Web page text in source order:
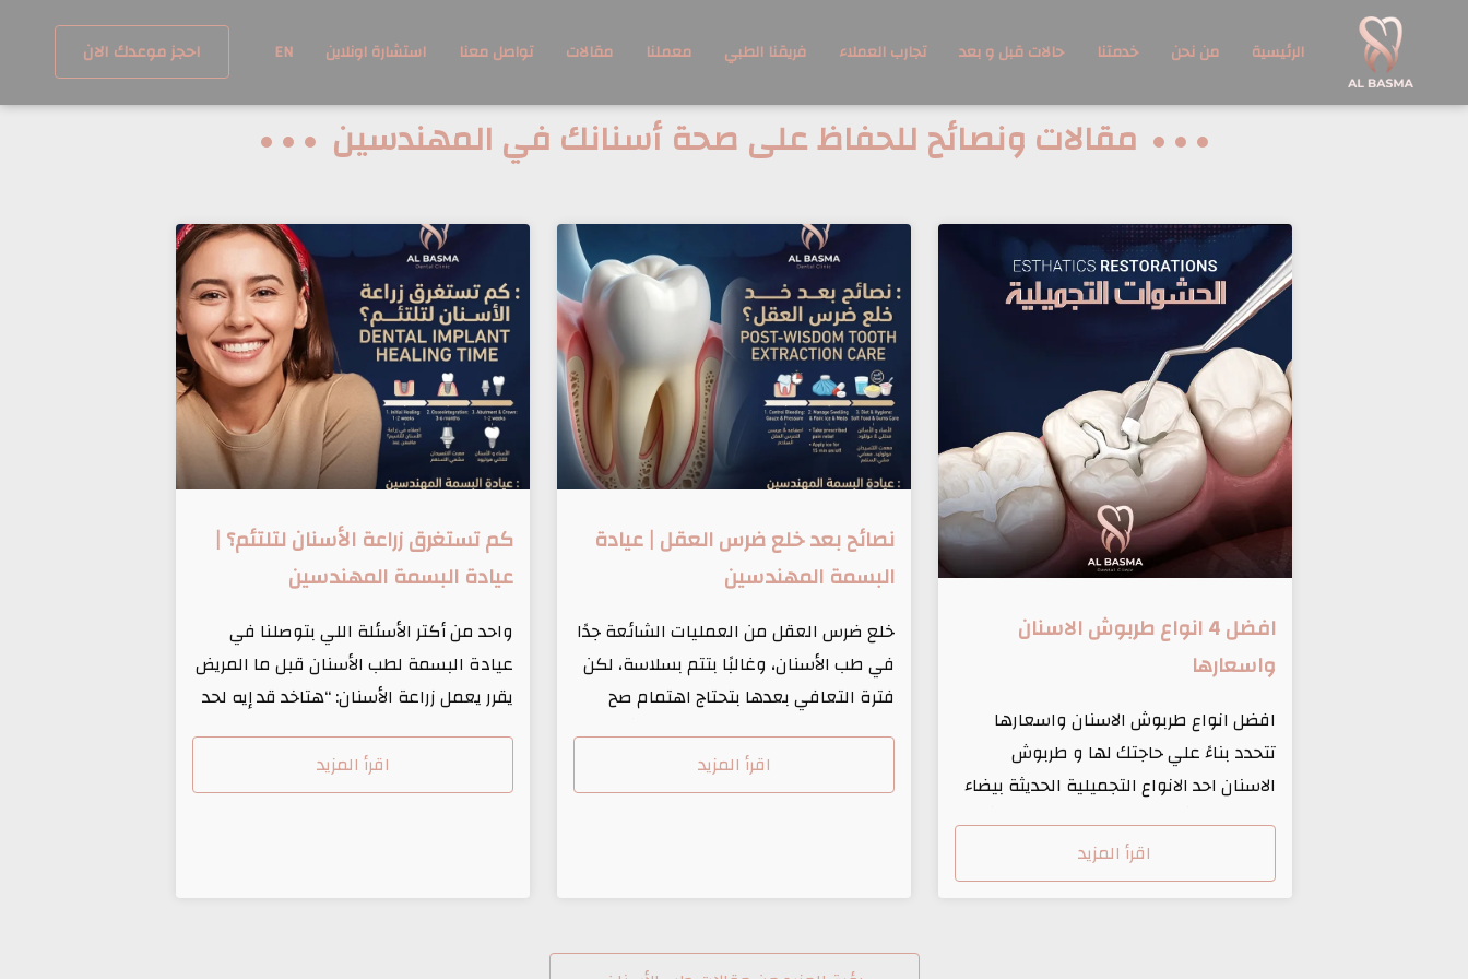
الرئيسية من نحن خدمتنا حالات قبل و بعد تجارب العملاء فريقنا الطبي معملنا مقالات تواصل معنا استشارة اونلاين EN احجز موعدك الان
مقالات ونصائح للحفاظ على صحة أسنانك في المهندسين
افضل 4 انواع طربوش الاسنان
واسعارها
افضل انواع طربوش الاسنان واسعارها
تتحدد بناءً علي حاجتك لها و طربوش
الاسنان احد الانواع التجميلية الحديثة بيضاء
تشبه لون الأسنان الطبيعية لتعويض الأداء
الوظيفي وتعيد المظهر الجمالي للاسنان
المصابة بالتسوس أو الكسر وغيرها. افضل
اقرأ المزيد
نصائح بعد خلع ضرس العقل | عيادة
البسمة المهندسين
خلع ضرس العقل من العمليات الشائعة جدًا
في طب الأسنان، وغالبًا بتتم بسلاسة، لكن
فترة التعافي بعدها بتحتاج اهتمام صح
عشان تتجنب أي مضاعفات وتقلل الألم
والتورم. في عيادة البسمة لطب الأسنان
بالمهندسين، جمعنالك أهم النصائح العملية
بيُخلع غالبًا لما يكون: […]
اقرأ المزيد
كم تستغرق زراعة الأسنان لتلتئم؟ |
عيادة البسمة المهندسين
واحد من أكتر الأسئلة اللي بتوصلنا في
عيادة البسمة لطب الأسنان قبل ما المريض
يقرر يعمل زراعة الأسنان: “هتاخد قد إيه لحد
ما تلتئم تمامًا؟” الإجابة مش رقم واحد ثابت
لكل الحالات، وبتختلف حسب عوامل كتير
هنشرحها بالتفصيل في المقال ده. مراحل
مباشرة، […]
اقرأ المزيد